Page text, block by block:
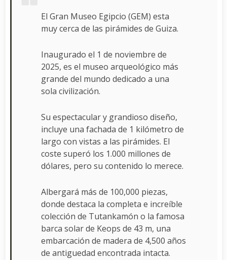
El Gran Museo Egipcio (GEM) esta
muy cerca de las pirámides de Guiza.
Inaugurado el 1 de noviembre de
2025, es el museo arqueológico más
grande del mundo dedicado a una
sola civilización.
Su espectacular y grandioso diseño,
incluye una fachada de 1 kilómetro de
largo con vistas a las pirámides. El
coste superó los 1.000 millones de
dólares, pero su contenido lo merece.
Albergará más de 100,000 piezas,
donde destaca la completa e increíble
colección de Tutankamón o la famosa
barca solar de Keops de 43 m, una
embarcación de madera de 4,500 años
de antiguedad encontrada intacta.